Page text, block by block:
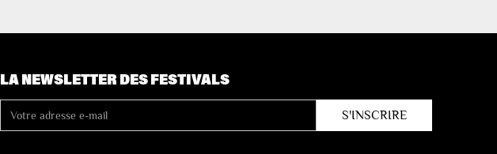
LA NEWSLETTER DES FESTIVALS